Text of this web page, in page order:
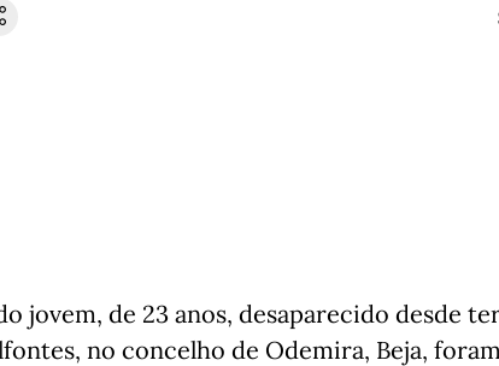
jovem, de 23 anos, desaparecido desde
no concelho de Odemira, Beja,